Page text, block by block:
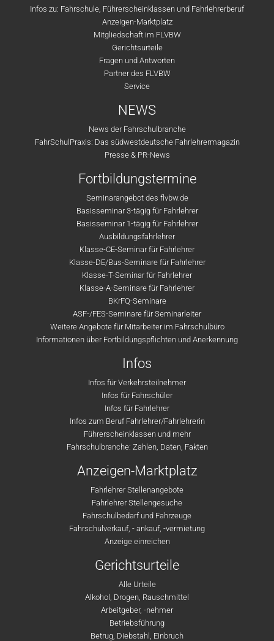
Infos zu: Fahrschule, Führerscheinklassen und Fahrlehrerberuf
Anzeigen-Marktplatz
Mitgliedschaft im FLVBW
Gerichtsurteile
Fragen und Antworten
Partner des FLVBW
Service
NEWS
News der Fahrschulbranche
FahrSchulPraxis: Das südwestdeutsche Fahrlehrermagazin
Presse & PR-News
Fortbildungstermine
Seminarangebot des flvbw.de
Basisseminar 3-tägig für Fahrlehrer
Basisseminar 1-tägig für Fahrlehrer
Ausbildungsfahrlehrer
Klasse-CE-Seminar für Fahrlehrer
Klasse-DE/Bus-Seminare für Fahrlehrer
Klasse-T-Seminar für Fahrlehrer
Klasse-A-Seminare für Fahrlehrer
BKrFQ-Seminare
ASF-/FES-Seminare für Seminarleiter
Weitere Angebote für Mitarbeiter im Fahrschulbüro
Informationen über Fortbildungspflichten und Anerkennung
Infos
Infos für Verkehrsteilnehmer
Infos für Fahrschüler
Infos für Fahrlehrer
Infos zum Beruf Fahrlehrer/Fahrlehrerin
Führerscheinklassen und mehr
Fahrschulbranche: Zahlen, Daten, Fakten
Anzeigen-Marktplatz
Fahrlehrer Stellenangebote
Fahrlehrer Stellengesuche
Fahrschulbedarf und Fahrzeuge
Fahrschulverkauf, - ankauf, -vermietung
Anzeige einreichen
Gerichtsurteile
Alle Urteile
Alkohol, Drogen, Rauschmittel
Arbeitgeber, -nehmer
Betriebsführung
Betrug, Diebstahl, Einbruch